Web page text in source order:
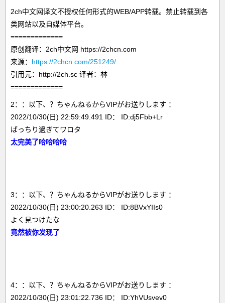
2ch中文网译文不授权任何形式的WEB/APP转载。禁止转载到各
类网站以及自媒体平台。
=============
原创翻译：2ch中文网 https://2chcn.com
来源： https://2chcn.com/251249/
引用元：http://2ch.sc 译者：林
=============
2：：以下、？ちゃんねるからVIPがお送りします ：
2022/10/30(日) 22:59:49.491 ID： ID:dj5Fbb+Lr
ばっちり過ぎてワロタ
太完美了哈哈哈哈
3：：以下、？ちゃんねるからVIPがお送りします ：
2022/10/30(日) 23:00:20.263 ID： ID:8BVxYIIs0
よく見つけたな
竟然被你发现了
4：：以下、？ちゃんねるからVIPがお送りします ：
2022/10/30(日) 23:01:22.736 ID： ID:YhVUsvev0